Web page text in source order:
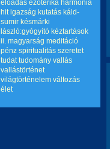
előadás ezoterika harmónia
hit igazság kutatás káld-
sumir késmárki
lászló:gyógyító kéztartások
ii. magyarság meditáció
pénz spiritualitás szeretet
tudat tudomány vallás
vallástörténet
világtörténelem változás
élet